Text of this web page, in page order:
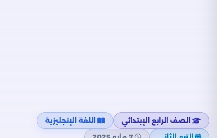
الصف الرابع الإبتدائي
اللغة الإنجليزية